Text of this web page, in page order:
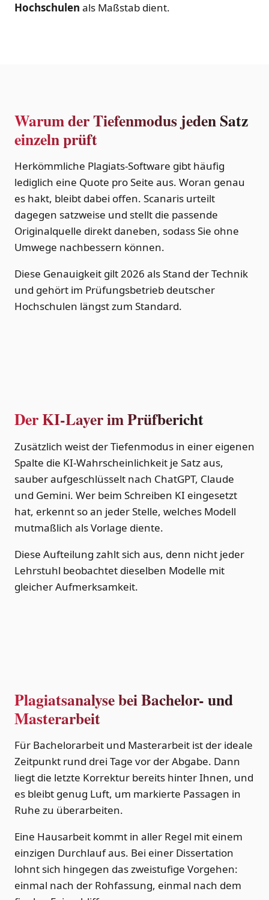
Hochschulen als Maßstab dient.
Warum der Tiefenmodus jeden Satz
einzeln prüft
Herkömmliche Plagiats-Software gibt häufig
lediglich eine Quote pro Seite aus. Woran genau
es hakt, bleibt dabei offen. Scanaris urteilt
dagegen satzweise und stellt die passende
Originalquelle direkt daneben, sodass Sie ohne
Umwege nachbessern können.
Diese Genauigkeit gilt 2026 als Stand der Technik
und gehört im Prüfungsbetrieb deutscher
Hochschulen längst zum Standard.
Der KI-Layer im Prüfbericht
Zusätzlich weist der Tiefenmodus in einer eigenen
Spalte die KI-Wahrscheinlichkeit je Satz aus,
sauber aufgeschlüsselt nach ChatGPT, Claude
und Gemini. Wer beim Schreiben KI eingesetzt
hat, erkennt so an jeder Stelle, welches Modell
mutmaßlich als Vorlage diente.
Diese Aufteilung zahlt sich aus, denn nicht jeder
Lehrstuhl beobachtet dieselben Modelle mit
gleicher Aufmerksamkeit.
Plagiatsanalyse bei Bachelor- und
Masterarbeit
Für Bachelorarbeit und Masterarbeit ist der ideale
Zeitpunkt rund drei Tage vor der Abgabe. Dann
liegt die letzte Korrektur bereits hinter Ihnen, und
es bleibt genug Luft, um markierte Passagen in
Ruhe zu überarbeiten.
Eine Hausarbeit kommt in aller Regel mit einem
einzigen Durchlauf aus. Bei einer Dissertation
lohnt sich hingegen das zweistufige Vorgehen:
einmal nach der Rohfassung, einmal nach dem